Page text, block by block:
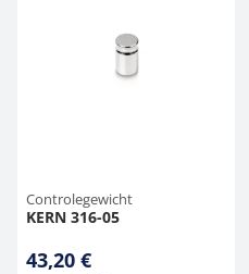
Controlegewicht
KERN 316-05
43,20 €